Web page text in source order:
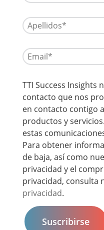
TTI Success Insights
contacto que nos
en contacto contigo
productos y
estas
Para obtener
de baja, así como
privacidad y el
privacidad, consulta
privacidad.